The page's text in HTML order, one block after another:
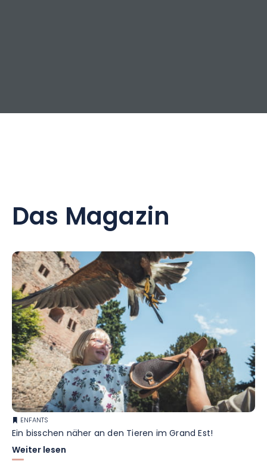
Das Magazin
ENFANTS
Ein bisschen näher an den Tieren im Grand Est!
Weiter lesen